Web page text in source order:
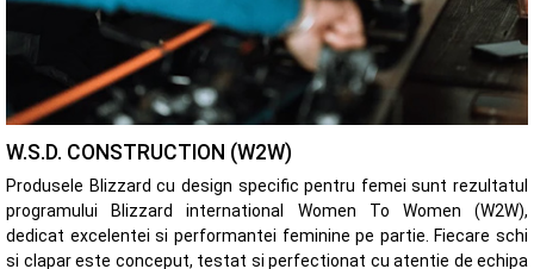
W.S.D. CONSTRUCTION (W2W)
Produsele Blizzard cu design specific pentru femei sunt rezultatul
programului Blizzard international Women To Women (W2W),
dedicat excelentei si performantei feminine pe partie. Fiecare schi
si clapar este conceput, testat si perfectionat cu atentie de echipa